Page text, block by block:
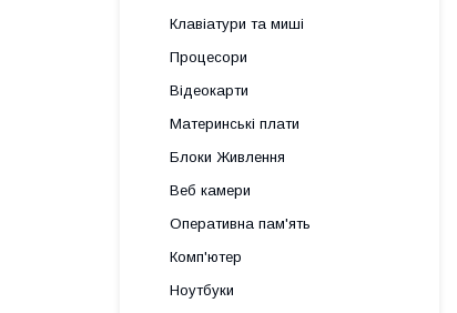
Клавіатури та миші
Процесори
Відеокарти
Материнські плати
Блоки Живлення
Веб камери
Оперативна пам'ять
Комп'ютер
Ноутбуки